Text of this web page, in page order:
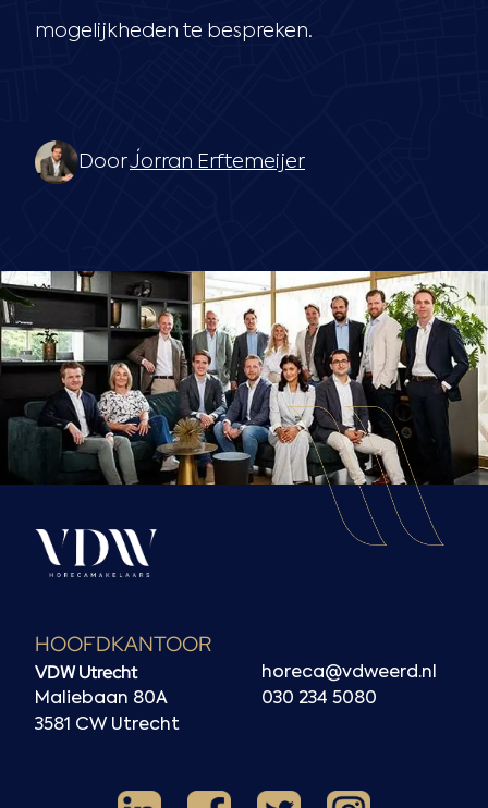
mogelijkheden te bespreken.
DoorJorran Erftemeijer
HOOFDKANTOOR
VDW Utrecht
Maliebaan 80A
3581 CW Utrecht
horeca@vdweerd.nl
030 234 5080
LinkedInFacebook
X Instagram